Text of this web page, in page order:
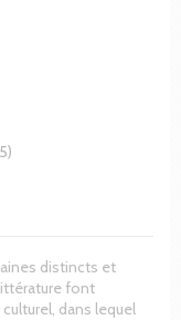
distincts et
font
dans lequel